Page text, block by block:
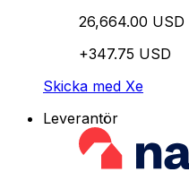
26,664.00 USD
+347.75 USD
Skicka med Xe
Leverantör